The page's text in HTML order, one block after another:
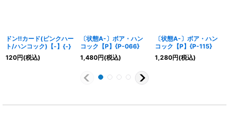
ドン!!カード(ピンクハー
ト/ハンコック)【-】{-}
120円(税込)
〔状態A-〕ボア・ハン
コック【P】{P-066}
1,480円(税込)
〔状態A-〕ボア・ハン
コック【P】{P-115}
1,280円(税込)